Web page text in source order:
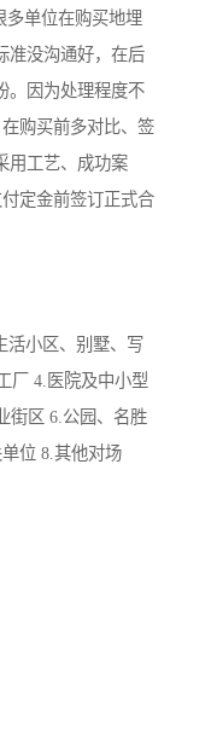
单位在购买地埋
准没沟通好，在后
。因为处理程度不
购买前多对比、签
用工艺、成功案
定金前签订正式合
小区、别墅、写
厂 4.医院及中小型
街区 6.公园、名胜
位 8.其他对场